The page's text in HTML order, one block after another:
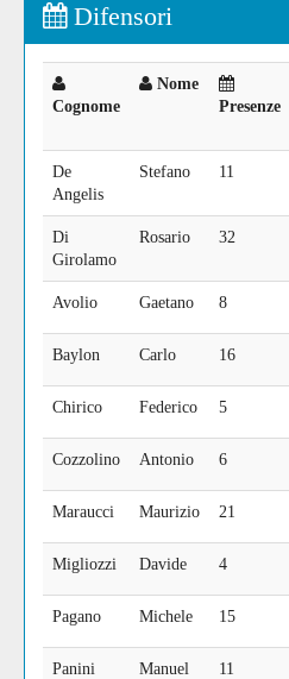
Difensori
Cognome
Nome
Presenze
De
Angelis
Stefano 11
Di
Girolamo
Rosario 32
Avolio Gaetano 8
Baylon Carlo 16
Chirico Federico 5
Cozzolino Antonio 6
Maraucci Maurizio 21
Migliozzi Davide 4
Pagano Michele 15
Panini Manuel 11